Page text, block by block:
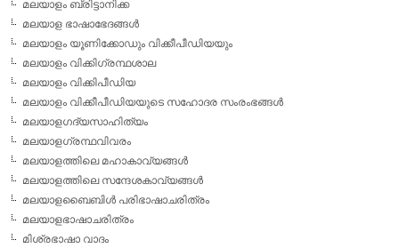
മലയാളം ബ്രിട്ടാനിക്ക
മലയാള ഭാഷാഭേദങ്ങള്‍
മലയാളം യൂണിക്കോഡും വിക്കീപീഡിയയും
മലയാളം വിക്കിഗ്രന്ഥശാല
മലയാളം വിക്കിപീഡിയ
മലയാളം വിക്കീപീഡിയയുടെ സഹോദര സംരംഭങ്ങള്‍
മലയാളഗദ്യസാഹിത്യം
മലയാളഗ്രന്ഥവിവരം
മലയാളത്തിലെ മഹാകാവ്യങ്ങള്‍
മലയാളത്തിലെ സന്ദേശകാവ്യങ്ങള്‍
മലയാളബൈബിള്‍ പരിഭാഷാചരിത്രം
മലയാളഭാഷാചരിത്രം
മിശ്രഭാഷാ വാദം